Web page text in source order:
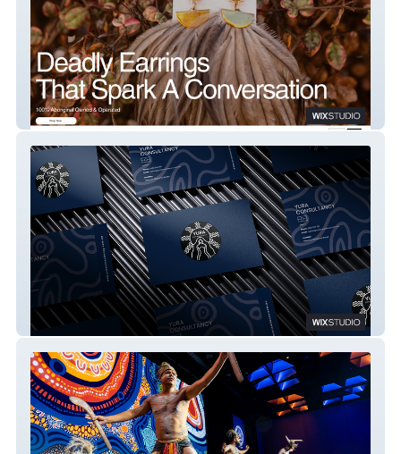
FNF Australia
Yura Consultancy